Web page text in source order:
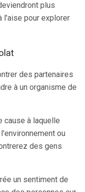
plus
l'aise pour explorer
des partenaires
à un organisme de
cause à laquelle
ou
des gens
un sentiment de